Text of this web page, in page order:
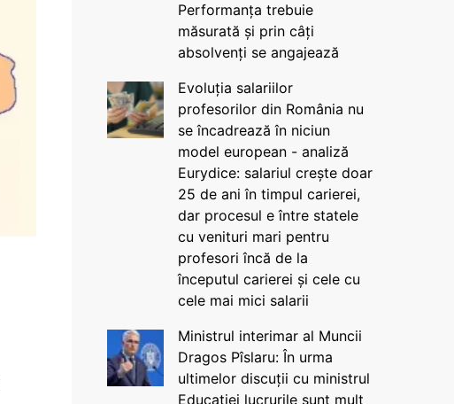
Performanța trebuie
măsurată și prin câți
absolvenți se angajează
Evoluția salariilor
profesorilor din România nu
se încadrează în niciun
model european - analiză
Eurydice: salariul crește doar
25 de ani în timpul carierei,
dar procesul e între statele
cu venituri mari pentru
profesori încă de la
începutul carierei și cele cu
cele mai mici salarii
Ministrul interimar al Muncii
Dragos Pîslaru: În urma
ultimelor discuții cu ministrul
Educației lucrurile sunt mult